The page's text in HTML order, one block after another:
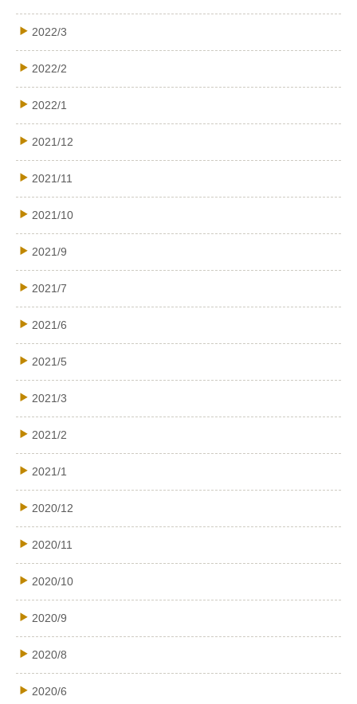
2022/3
2022/2
2022/1
2021/12
2021/11
2021/10
2021/9
2021/7
2021/6
2021/5
2021/3
2021/2
2021/1
2020/12
2020/11
2020/10
2020/9
2020/8
2020/6